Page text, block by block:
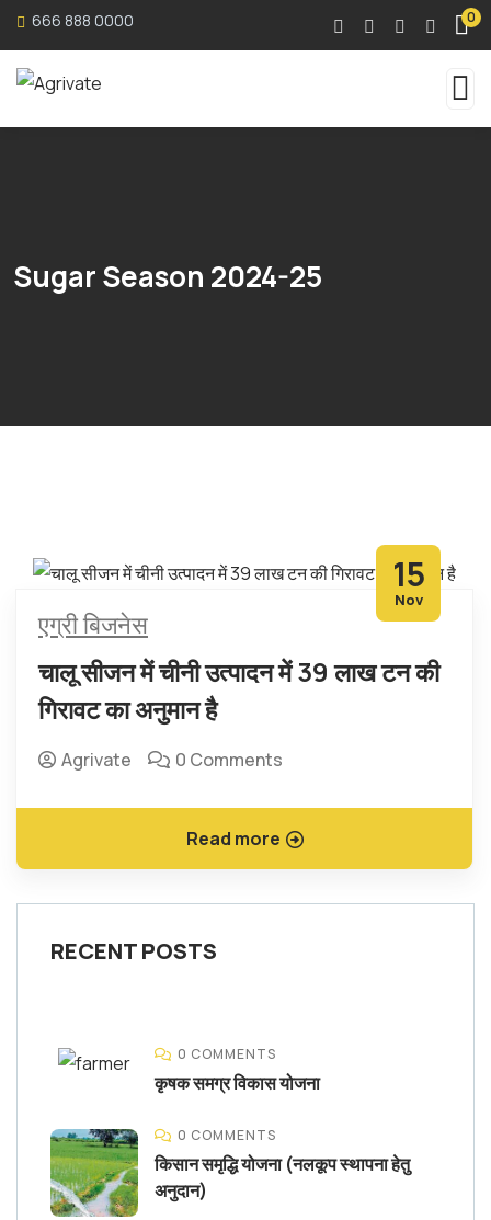
666 888 0000 0
Sugar Season 2024-25
15
Nov
एग्री बिजनेस
चालू सीजन में चीनी उत्पादन में 39 लाख टन की
गिरावट का अनुमान है
Agrivate 0 Comments
Read more
RECENT POSTS
0 COMMENTS
कृषक समग्र विकास योजना
0 COMMENTS
किसान समृद्धि योजना (नलकूप स्थापना हेतु
अनुदान)